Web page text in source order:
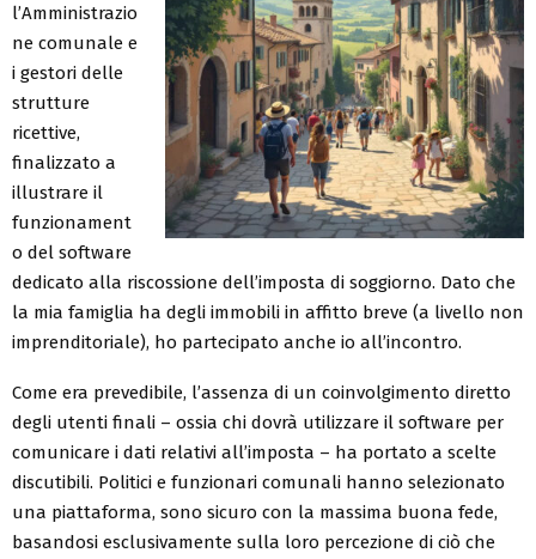
l’Amministrazio
ne comunale e
i gestori delle
strutture
ricettive,
finalizzato a
illustrare il
funzionament
o del software
dedicato alla riscossione dell’imposta di soggiorno. Dato che
la mia famiglia ha degli immobili in affitto breve (a livello non
imprenditoriale), ho partecipato anche io all’incontro.
Come era prevedibile, l’assenza di un coinvolgimento diretto
degli utenti finali – ossia chi dovrà utilizzare il software per
comunicare i dati relativi all’imposta – ha portato a scelte
discutibili. Politici e funzionari comunali hanno selezionato
una piattaforma, sono sicuro con la massima buona fede,
basandosi esclusivamente sulla loro percezione di ciò che